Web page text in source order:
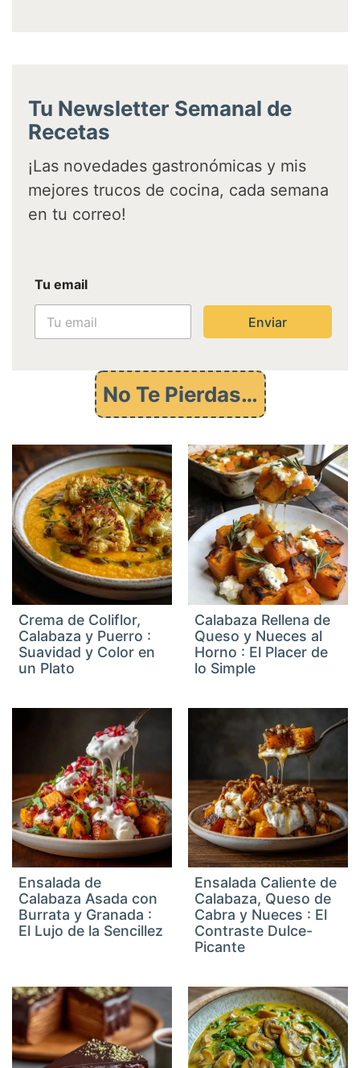
Tu Newsletter Semanal de
Recetas
¡Las novedades gastronómicas y mis
mejores trucos de cocina, cada semana
en tu correo!
e
a
l
Tu email
Enviar
No Te Pierdas…
Crema de Coliflor,
Calabaza y Puerro :
Suavidad y Color en
un Plato
Calabaza Rellena de
Queso y Nueces al
Horno : El Placer de
lo Simple
Ensalada de
Calabaza Asada con
Burrata y Granada :
El Lujo de la Sencillez
Ensalada Caliente de
Calabaza, Queso de
Cabra y Nueces : El
Contraste Dulce-
Picante